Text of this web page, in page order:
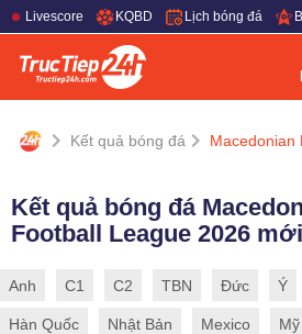
Livescore KQBD Lịch bóng đá
Kết quả bóng đá Macedonian
Kết quả bóng đá
Football League 2026
Anh C1 C2 TBN Đức Ý
Hàn Quốc Nhật Bản Mexico